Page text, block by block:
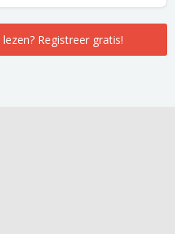
Registreer gratis!